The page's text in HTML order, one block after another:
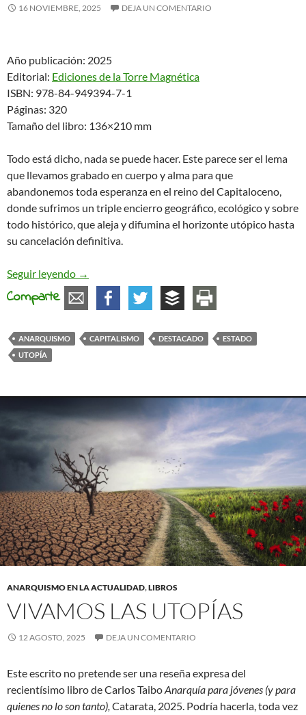
16 NOVIEMBRE, 2025 DEJA UN COMENTARIO
Año publicación: 2025
Editorial: Ediciones de la Torre Magnética
ISBN: 978-84-949394-7-1
Páginas: 320
Tamaño del libro: 136×210 mm
Todo está dicho, nada se puede hacer. Este parece ser el lema
que llevamos grabado en cuerpo y alma para que
abandonemos toda esperanza en el reino del Capitaloceno,
donde sufrimos un triple encierro geográfico, ecológico y sobre
todo histórico, que aleja y difumina el horizonte utópico hasta
su cancelación definitiva.
Seguir leyendo El hombre sin horizonte. Materiales sobre la
→
Comparte
ANARQUISMO CAPITALISMO DESTACADO
ESTADO
UTOPÍA
ANARQUISMO EN LA ACTUALIDAD,LIBROS
VIVAMOS LAS UTOPÍAS
12 AGOSTO, 2025 DEJA UN COMENTARIO
Este escrito no pretende ser una reseña expresa del
recientísimo libro de Carlos TaiboAnarquía para jóvenes (y para
quienes no lo son tanto), Catarata, 2025. Podría hacerla, toda vez